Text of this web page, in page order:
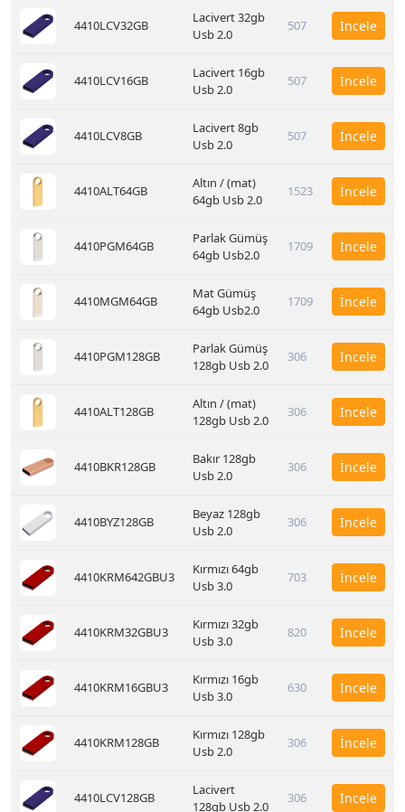
4410LCV32GB
Lacivert 32gb
Usb 2.0
507 İncele
4410LCV16GB
Lacivert 16gb
Usb 2.0
507 İncele
4410LCV8GB
Lacivert 8gb
Usb 2.0
507 İncele
4410ALT64GB
Altın / (mat)
64gb Usb 2.0
1523 İncele
4410PGM64GB
Parlak Gümüş
64gb Usb2.0
1709 İncele
4410MGM64GB
Mat Gümüş
64gb Usb2.0
1709 İncele
4410PGM128GB
Parlak Gümüş
128gb Usb 2.0
306 İncele
4410ALT128GB
Altın / (mat)
128gb Usb 2.0
306 İncele
4410BKR128GB
Bakır 128gb
Usb 2.0
306 İncele
4410BYZ128GB
Beyaz 128gb
Usb 2.0
306 İncele
4410KRM642GBU3
Kırmızı 64gb
Usb 3.0
703 İncele
4410KRM32GBU3
Kırmızı 32gb
Usb 3.0
820 İncele
4410KRM16GBU3
Kırmızı 16gb
Usb 3.0
630 İncele
4410KRM128GB
Kırmızı 128gb
Usb 2.0
306 İncele
4410LCV128GB
Lacivert
128gb Usb 2.0
306 İncele